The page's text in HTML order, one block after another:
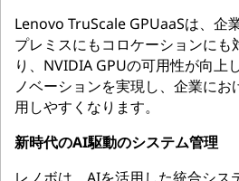
Lenovo TruScale GPUaaSは、企
プレミスにもコロケーションにも
り、NVIDIA GPUの可用性が向上
ノベーションを実現し、企業に
用しやすくなります。
新時代のAI駆動のシステム管理